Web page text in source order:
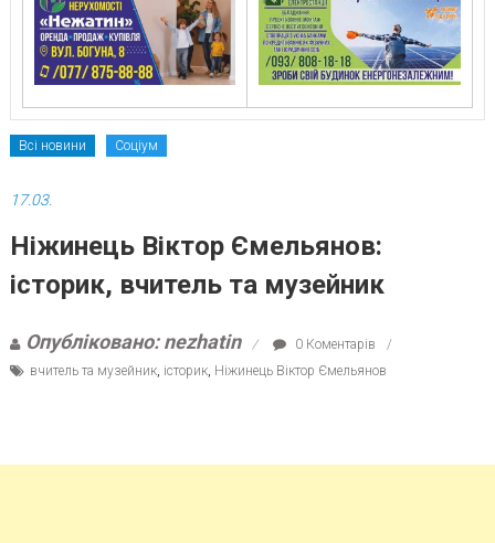
Всі новини Соціум
17.03.
Ніжинець Віктор Ємельянов:
історик, вчитель та музейник
Опубліковано: nezhatin
0 Коментарів
вчитель та музейник, історик, Ніжинець Віктор Ємельянов